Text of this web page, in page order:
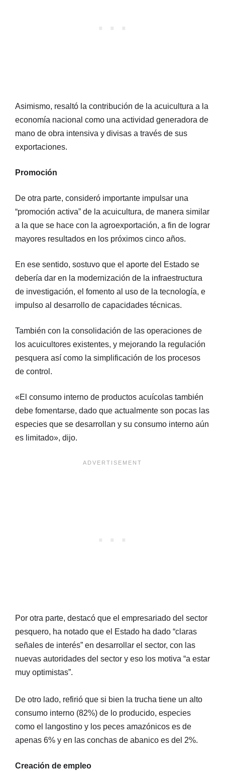
Asimismo, resaltó la contribución de la acuicultura a la
economía nacional como una actividad generadora de
mano de obra intensiva y divisas a través de sus
exportaciones.
Promoción
De otra parte, consideró importante impulsar una
“promoción activa” de la acuicultura, de manera similar
a la que se hace con la agroexportación, a fin de lograr
mayores resultados en los próximos cinco años.
En ese sentido, sostuvo que el aporte del Estado se
debería dar en la modernización de la infraestructura
de investigación, el fomento al uso de la tecnología, e
impulso al desarrollo de capacidades técnicas.
También con la consolidación de las operaciones de
los acuicultores existentes, y mejorando la regulación
pesquera así como la simplificación de los procesos
de control.
«El consumo interno de productos acuícolas también
debe fomentarse, dado que actualmente son pocas las
especies que se desarrollan y su consumo interno aún
es limitado», dijo.
Por otra parte, destacó que el empresariado del sector
pesquero, ha notado que el Estado ha dado “claras
señales de interés” en desarrollar el sector, con las
nuevas autoridades del sector y eso los motiva “a estar
muy optimistas”.
De otro lado, refirió que si bien la trucha tiene un alto
consumo interno (82%) de lo producido, especies
como el langostino y los peces amazónicos es de
apenas 6% y en las conchas de abanico es del 2%.
Creación de empleo